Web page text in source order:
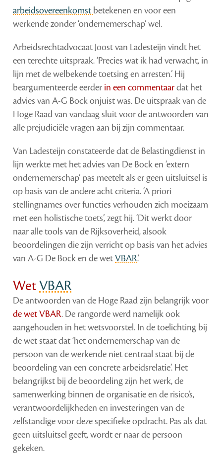
arbeidsovereenkomst betekenen en voor een
werkende zonder ‘ondernemerschap’ wel.
Arbeidsrechtadvocaat Joost van Ladesteijn vindt het
een terechte uitspraak. ‘Precies wat ik had verwacht, in
lijn met de welbekende toetsing en arresten.’ Hij
beargumenteerde eerder in een commentaardat het
advies van A-G Bock onjuist was. De uitspraak van de
Hoge Raad van vandaag sluit voor de antwoorden van
alle prejudiciële vragen aan bij zijn commentaar.
Van Ladesteijn constateerde dat de Belastingdienst in
lijn werkte met het advies van De Bock en ‘extern
ondernemerschap’ pas meetelt als er geen uitsluitsel is
op basis van de andere acht criteria. ‘A priori
stellingnames over functies verhouden zich moeizaam
met een holistische toets’, zegt hij. ‘Dit werkt door
naar alle tools van de Rijksoverheid, alsook
beoordelingen die zijn verricht op basis van het advies
van A-G De Bock en de wetVBAR.’
WetVBAR
De antwoorden van de Hoge Raad zijn belangrijk voor
de wetVBAR. De rangorde werd namelijk ook
aangehouden in het wetsvoorstel. In de toelichting bij
de wet staat dat ‘het ondernemerschap van de
persoon van de werkende niet centraal staat bij de
beoordeling van een concrete arbeidsrelatie’. Het
belangrijkst bij de beoordeling zijn het werk, de
samenwerking binnen de organisatie en de risico’s,
verantwoordelijkheden en investeringen van de
zelfstandige voor deze specifieke opdracht. Pas als dat
geen uitsluitsel geeft, wordt er naar de persoon
gekeken.